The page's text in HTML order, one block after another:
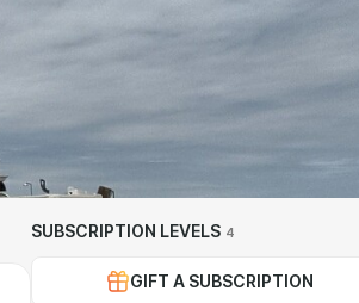
SUBSCRIPTION LEVELS 4
GIFT A SUBSCRIPTION